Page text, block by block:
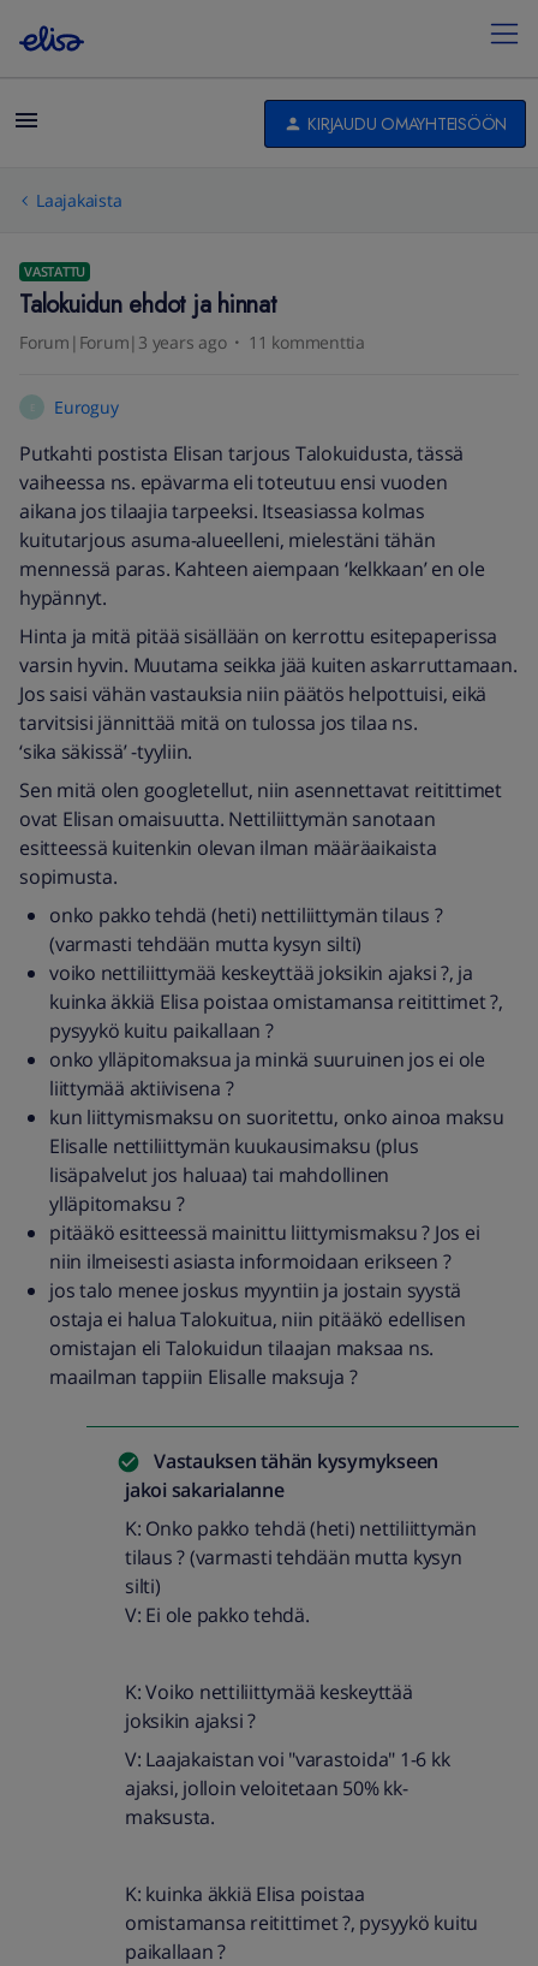
KIRJAUDU OMAYHTEISÖÖN
Laajakaista
VASTATTU
Talokuidun ehdot ja hinnat
Forum|Forum|3 years ago 11 kommenttia
Euroguy
Putkahti postista Elisan tarjous Talokuidusta, tässä
vaiheessa ns. epävarma eli toteutuu ensi vuoden
aikana jos tilaajia tarpeeksi. Itseasiassa kolmas
kuitutarjous asuma-alueelleni, mielestäni tähän
mennessä paras. Kahteen aiempaan ‘kelkkaan’ en ole
hypännyt.
Hinta ja mitä pitää sisällään on kerrottu esitepaperissa
varsin hyvin. Muutama seikka jää kuiten askarruttamaan.
Jos saisi vähän vastauksia niin päätös helpottuisi, eikä
tarvitsisi jännittää mitä on tulossa jos tilaa ns.
‘sika säkissä’ -tyyliin.
Sen mitä olen googletellut, niin asennettavat reitittimet
ovat Elisan omaisuutta. Nettiliittymän sanotaan
esitteessä kuitenkin olevan ilman määräaikaista
sopimusta.
onko pakko tehdä (heti) nettiliittymän tilaus ?
(varmasti tehdään mutta kysyn silti)
voiko nettiliittymää keskeyttää joksikin ajaksi ?, ja
kuinka äkkiä Elisa poistaa omistamansa reitittimet ?,
pysyykö kuitu paikallaan ?
onko ylläpitomaksua ja minkä suuruinen jos ei ole
liittymää aktiivisena ?
kun liittymismaksu on suoritettu, onko ainoa maksu
Elisalle nettiliittymän kuukausimaksu (plus
lisäpalvelut jos haluaa) tai mahdollinen
ylläpitomaksu ?
pitääkö esitteessä mainittu liittymismaksu ? Jos ei
niin ilmeisesti asiasta informoidaan erikseen ?
jos talo menee joskus myyntiin ja jostain syystä
ostaja ei halua Talokuitua, niin pitääkö edellisen
omistajan eli Talokuidun tilaajan maksaa ns.
maailman tappiin Elisalle maksuja ?
Vastauksen tähän kysymykseen
jakoi sakarialanne
K: Onko pakko tehdä (heti) nettiliittymän
tilaus ? (varmasti tehdään mutta kysyn
silti)
V: Ei ole pakko tehdä.
K: Voiko nettiliittymää keskeyttää
joksikin ajaksi ?
V: Laajakaistan voi "varastoida" 1-6 kk
ajaksi, jolloin veloitetaan 50% kk-
maksusta.
K: kuinka äkkiä Elisa poistaa
omistamansa reitittimet ?, pysyykö kuitu
paikallaan ?